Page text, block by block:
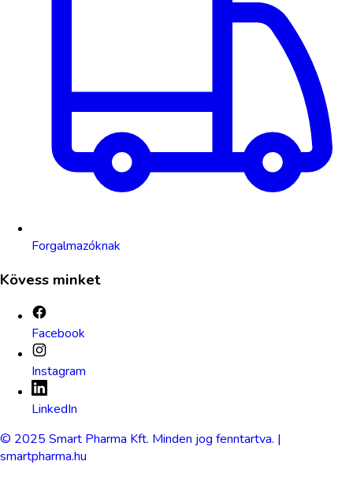
Forgalmazóknak
Kövess minket
Facebook
Instagram
LinkedIn
© 2025 Smart Pharma Kft. Minden jog fenntartva. |
smartpharma.hu